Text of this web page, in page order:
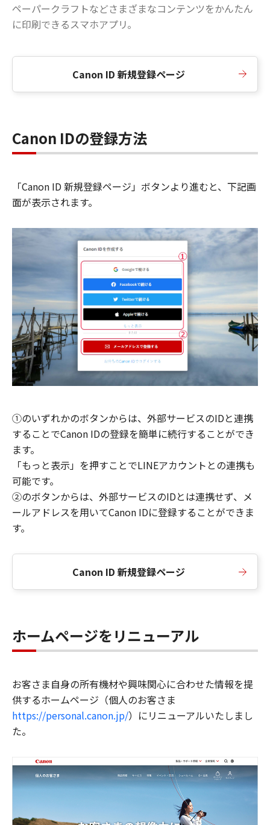
ペーパークラフトなどさまざまなコンテンツをかんたん
に印刷できるスマホアプリ。
Canon ID 新規登録ページ
Canon IDの登録方法
「Canon ID 新規登録ページ」ボタンより進むと、下記画
面が表示されます。
①のいずれかのボタンからは、外部サービスのIDと連携
することでCanon IDの登録を簡単に続行することができ
ます。
「もっと表示」を押すことでLINEアカウントとの連携も
可能です。
②のボタンからは、外部サービスのIDとは連携せず、メ
ールアドレスを用いてCanon IDに登録することができま
す。
Canon ID 新規登録ページ
ホームページをリニューアル
お客さま自身の所有機材や興味関心に合わせた情報を提
供するホームページ（個人のお客さま
https://personal.canon.jp/）にリニューアルいたしまし
た。